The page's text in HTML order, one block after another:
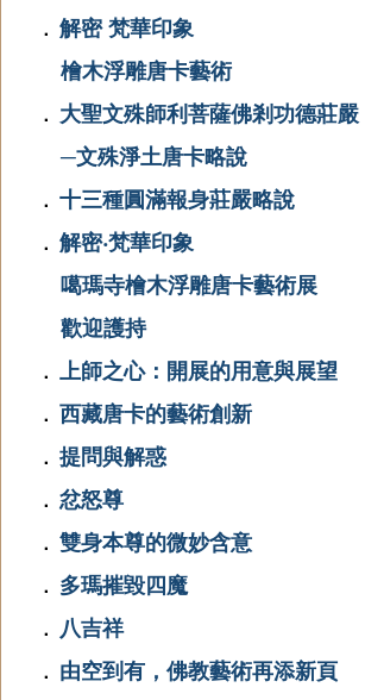
． 解密 梵華印象
檜木浮雕唐卡藝術
． 大聖文殊師利菩薩佛剎功德莊嚴
─文殊淨土唐卡略說
． 十三種圓滿報身莊嚴略說
． 解密‧梵華印象
噶瑪寺檜木浮雕唐卡藝術展
歡迎護持
． 上師之心：開展的用意與展望
． 西藏唐卡的藝術創新
． 提問與解惑
． 忿怒尊
． 雙身本尊的微妙含意
． 多瑪摧毀四魔
． 八吉祥
． 由空到有，佛教藝術再添新頁